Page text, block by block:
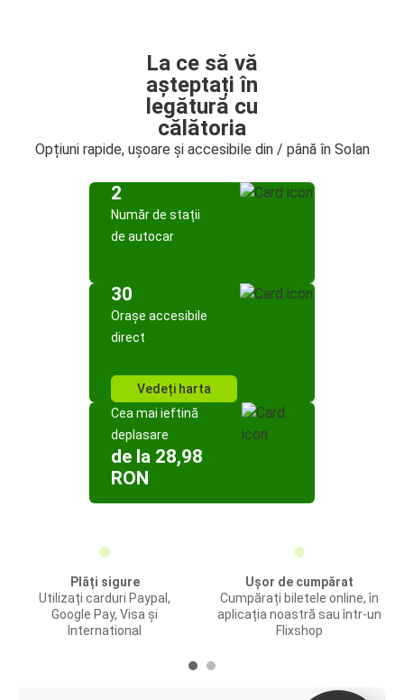
La ce să vă
așteptați în
legătură cu
călătoria
Opțiuni rapide, ușoare și accesibile din / până în Solan
2
Număr de stații
de autocar
30
Orașe accesibile
direct
Vedeți harta
Cea mai ieftină
deplasare
de la 28,98
RON
Plăți sigure
Utilizați carduri Paypal,
Google Pay, Visa și
International
Ușor de cumpărat
Cumpărați biletele online, în
aplicația noastră sau într-un
Flixshop